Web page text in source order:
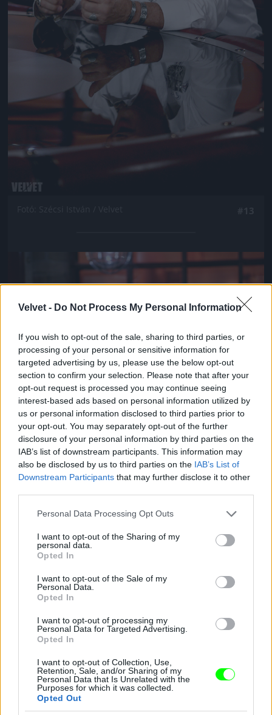
Velvet - Do Not Process My Personal Information
If you wish to opt-out of the sale, sharing to third parties, or
processing of your personal or sensitive information for
targeted advertising by us, please use the below opt-out
section to confirm your selection. Please note that after your
opt-out request is processed you may continue seeing
interest-based ads based on personal information utilized by
us or personal information disclosed to third parties prior to
your opt-out. You may separately opt-out of the further
disclosure of your personal information by third parties on the
IAB’s list of downstream participants. This information may
also be disclosed by us to third parties on the IAB’s List of
Downstream Participants that may further disclose it to other
Please note that this website/app uses one or more Google
not limited to your visit or usage behaviour. You may click to
grant or deny consent to Google and its third-party tags to
use your data for below specified purposes in below Google
consent section.
Personal Data Processing Opt Outs
I want to opt-out of the Sharing of my
personal data.
Opted In
I want to opt-out of the Sale of my
Personal Data.
Opted In
I want to opt-out of processing my
Personal Data for Targeted Advertising.
Opted In
I want to opt-out of Collection, Use,
Retention, Sale, and/or Sharing of my
Personal Data that Is Unrelated with the
Purposes for which it was collected.
Opted Out
Jön még kép!
Fotó: Szécsi István / Velvet #14
Jön még kép!